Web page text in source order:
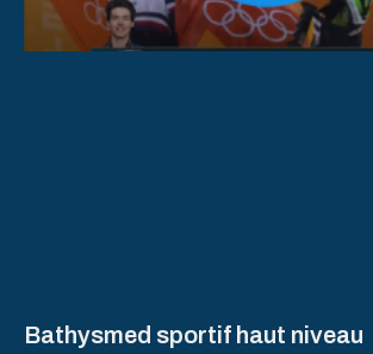
Bathysmed sportif haut niveau